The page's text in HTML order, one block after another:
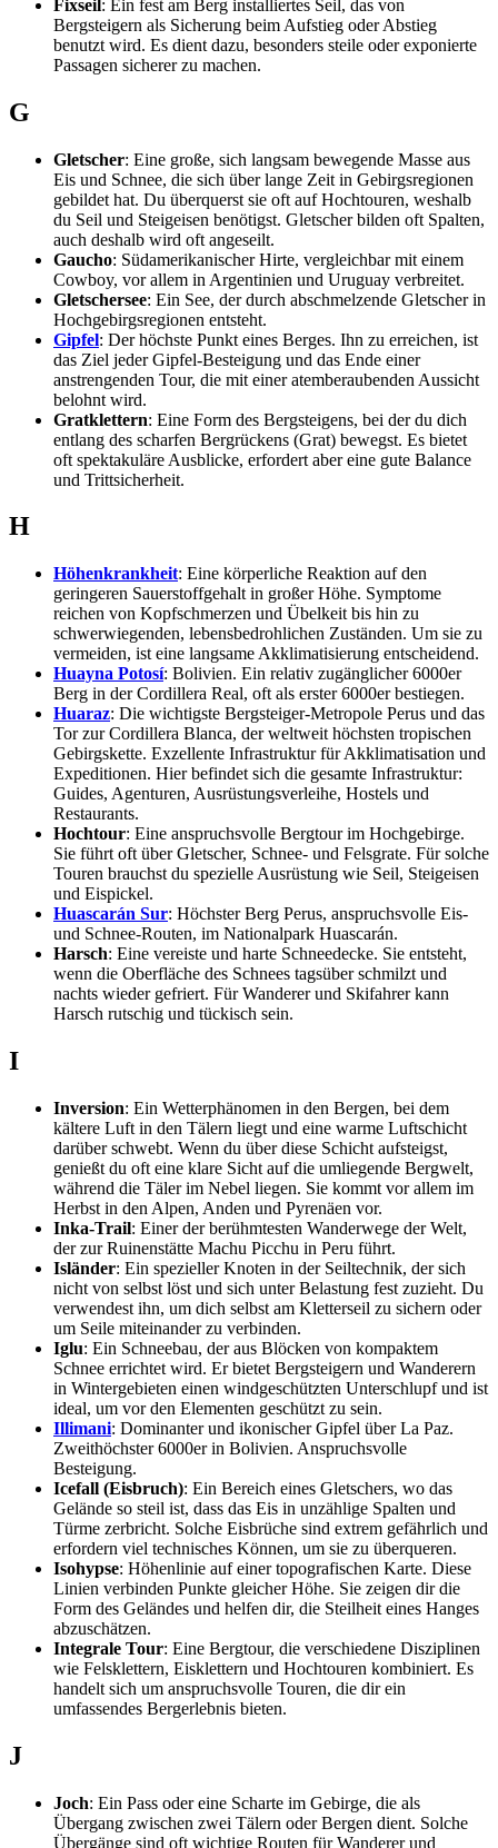
Fixseil: Ein fest am Berg installiertes Seil, das von
Bergsteigern als Sicherung beim Aufstieg oder Abstieg
benutzt wird. Es dient dazu, besonders steile oder exponierte
Passagen sicherer zu machen.
G
Gletscher: Eine große, sich langsam bewegende Masse aus
Eis und Schnee, die sich über lange Zeit in Gebirgsregionen
gebildet hat. Du überquerst sie oft auf Hochtouren, weshalb
du Seil und Steigeisen benötigst. Gletscher bilden oft Spalten,
auch deshalb wird oft angeseilt.
Gaucho: Südamerikanischer Hirte, vergleichbar mit einem
Cowboy, vor allem in Argentinien und Uruguay verbreitet.
Gletschersee: Ein See, der durch abschmelzende Gletscher in
Hochgebirgsregionen entsteht.
Gipfel: Der höchste Punkt eines Berges. Ihn zu erreichen, ist
das Ziel jeder Gipfel-Besteigung und das Ende einer
anstrengenden Tour, die mit einer atemberaubenden Aussicht
belohnt wird.
Gratklettern: Eine Form des Bergsteigens, bei der du dich
entlang des scharfen Bergrückens (Grat) bewegst. Es bietet
oft spektakuläre Ausblicke, erfordert aber eine gute Balance
und Trittsicherheit.
H
Höhenkrankheit: Eine körperliche Reaktion auf den
geringeren Sauerstoffgehalt in großer Höhe. Symptome
reichen von Kopfschmerzen und Übelkeit bis hin zu
schwerwiegenden, lebensbedrohlichen Zuständen. Um sie zu
vermeiden, ist eine langsame Akklimatisierung entscheidend.
Huayna Potosí: Bolivien. Ein relativ zugänglicher 6000er
Berg in der Cordillera Real, oft als erster 6000er bestiegen.
Huaraz: Die wichtigste Bergsteiger-Metropole Perus und das
Tor zur Cordillera Blanca, der weltweit höchsten tropischen
Gebirgskette. Exzellente Infrastruktur für Akklimatisation und
Expeditionen. Hier befindet sich die gesamte Infrastruktur:
Guides, Agenturen, Ausrüstungsverleihe, Hostels und
Restaurants.
Hochtour: Eine anspruchsvolle Bergtour im Hochgebirge.
Sie führt oft über Gletscher, Schnee- und Felsgrate. Für solche
Touren brauchst du spezielle Ausrüstung wie Seil, Steigeisen
und Eispickel.
Huascarán Sur: Höchster Berg Perus, anspruchsvolle Eis-
und Schnee-Routen, im Nationalpark Huascarán.
Harsch: Eine vereiste und harte Schneedecke. Sie entsteht,
wenn die Oberfläche des Schnees tagsüber schmilzt und
nachts wieder gefriert. Für Wanderer und Skifahrer kann
Harsch rutschig und tückisch sein.
I
Inversion: Ein Wetterphänomen in den Bergen, bei dem
kältere Luft in den Tälern liegt und eine warme Luftschicht
darüber schwebt. Wenn du über diese Schicht aufsteigst,
genießt du oft eine klare Sicht auf die umliegende Bergwelt,
während die Täler im Nebel liegen. Sie kommt vor allem im
Herbst in den Alpen, Anden und Pyrenäen vor.
Inka-Trail: Einer der berühmtesten Wanderwege der Welt,
der zur Ruinenstätte Machu Picchu in Peru führt.
Isländer: Ein spezieller Knoten in der Seiltechnik, der sich
nicht von selbst löst und sich unter Belastung fest zuzieht. Du
verwendest ihn, um dich selbst am Kletterseil zu sichern oder
um Seile miteinander zu verbinden.
Iglu: Ein Schneebau, der aus Blöcken von kompaktem
Schnee errichtet wird. Er bietet Bergsteigern und Wanderern
in Wintergebieten einen windgeschützten Unterschlupf und ist
ideal, um vor den Elementen geschützt zu sein.
Illimani: Dominanter und ikonischer Gipfel über La Paz.
Zweithöchster 6000er in Bolivien. Anspruchsvolle
Besteigung.
Icefall (Eisbruch): Ein Bereich eines Gletschers, wo das
Gelände so steil ist, dass das Eis in unzählige Spalten und
Türme zerbricht. Solche Eisbrüche sind extrem gefährlich und
erfordern viel technisches Können, um sie zu überqueren.
Isohypse: Höhenlinie auf einer topografischen Karte. Diese
Linien verbinden Punkte gleicher Höhe. Sie zeigen dir die
Form des Geländes und helfen dir, die Steilheit eines Hanges
abzuschätzen.
Integrale Tour: Eine Bergtour, die verschiedene Disziplinen
wie Felsklettern, Eisklettern und Hochtouren kombiniert. Es
handelt sich um anspruchsvolle Touren, die dir ein
umfassendes Bergerlebnis bieten.
J
Joch: Ein Pass oder eine Scharte im Gebirge, die als
Übergang zwischen zwei Tälern oder Bergen dient. Solche
Übergänge sind oft wichtige Routen für Wanderer und